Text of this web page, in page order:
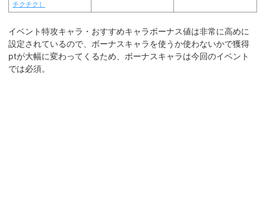
チクチク］
イベント特攻キャラ・おすすめキャラボーナス値は非常に高めに
設定されているので、ボーナスキャラを使うか使わないかで獲得
ptが大幅に変わってくるため、ボーナスキャラは今回のイベント
では必須。